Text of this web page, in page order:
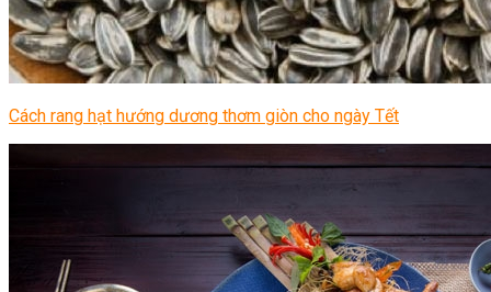
Cách rang hạt hướng dương thơm giòn cho ngày Tết